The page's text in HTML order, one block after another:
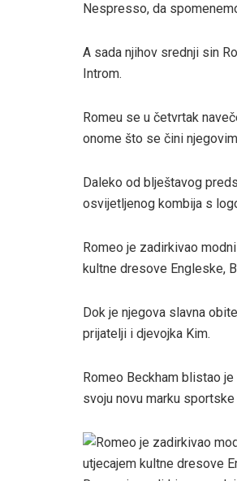
Nespresso, da
A sada njihov srednji sin
Introm.
Romeu se u četvrtak
onome što se čini
Daleko od blještavog
osvijetljenog kombija s
Romeo je zadirkivao
kultne dresove Engleske,
Dok je njegova slavna
prijatelji i djevojka Kim.
Romeo Beckham blistao
svoju novu marku